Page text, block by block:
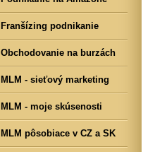
Franšízing podnikanie
Obchodovanie na burzách
MLM - sieťový marketing
MLM - moje skúsenosti
MLM pôsobiace v CZ a SK